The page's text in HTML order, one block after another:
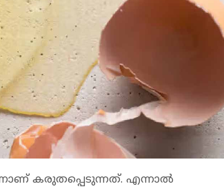
കരുതപ്പെടുന്നത്. എന്നാല്‍